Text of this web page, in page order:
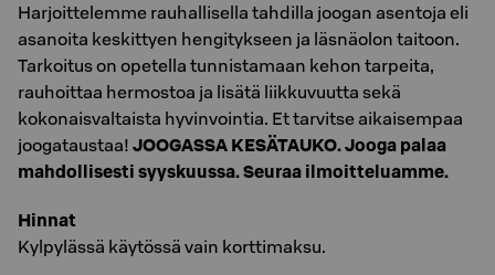
Harjoittelemme rauhallisella tahdilla joogan asentoja eli
asanoita keskittyen hengitykseen ja läsnäolon taitoon.
Tarkoitus on opetella tunnistamaan kehon tarpeita,
rauhoittaa hermostoa ja lisätä liikkuvuutta sekä
kokonaisvaltaista hyvinvointia. Et tarvitse aikaisempaa
joogataustaa! JOOGASSA KESÄTAUKO. Jooga palaa
mahdollisesti syyskuussa. Seuraa ilmoitteluamme.
Hinnat
Kylpylässä käytössä vain korttimaksu.